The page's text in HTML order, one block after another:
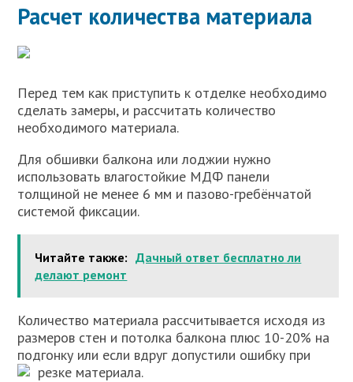
Расчет количества материала
Перед тем как приступить к отделке необходимо
сделать замеры, и рассчитать количество
необходимого материала.
Для обшивки балкона или лоджии нужно
использовать влагостойкие МДФ панели
толщиной не менее 6 мм и пазово-гребёнчатой
системой фиксации.
Читайте также: Дачный ответ бесплатно ли
делают ремонт
Количество материала рассчитывается исходя из
размеров стен и потолка балкона плюс 10-20% на
подгонку или если вдруг допустили ошибку при
резке материала.